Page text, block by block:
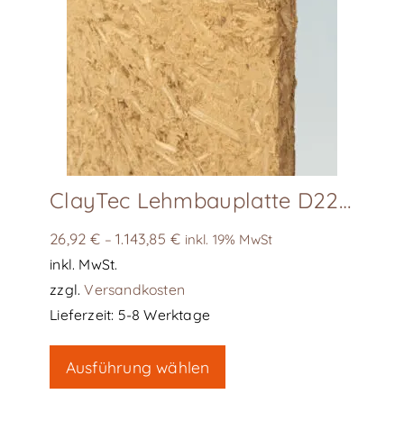
ClayTec Lehmbauplatte D22 solar
26,92€ –1.143,85€ inkl. 19% MwSt
inkl. MwSt.
zzgl.Versandkosten
Lieferzeit: 5-8 Werktage
Ausführung wählen